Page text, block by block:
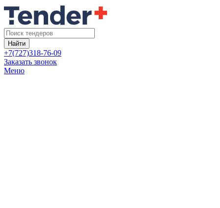
Найти
+7(727)318-76-09
Заказать звонок
Меню